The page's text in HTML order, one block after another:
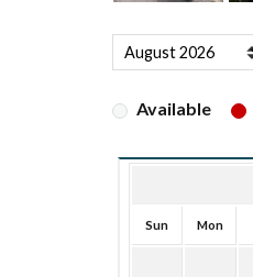
Available
Sun Mon